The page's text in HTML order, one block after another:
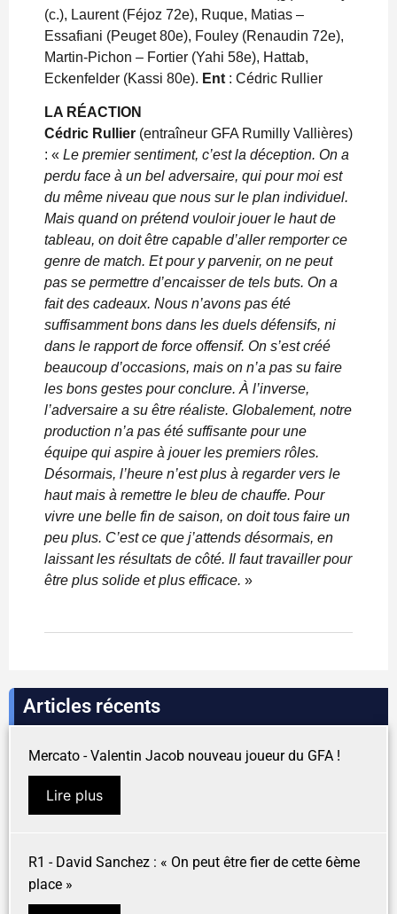
(c.), Laurent (Féjoz 72e), Ruque, Matias –
Essafiani (Peuget 80e), Fouley (Renaudin 72e),
Martin-Pichon – Fortier (Yahi 58e), Hattab,
Eckenfelder (Kassi 80e). Ent : Cédric Rullier
LA RÉACTION
Cédric Rullier (entraîneur GFA Rumilly Vallières)
: « Le premier sentiment, c’est la déception. On a
perdu face à un bel adversaire, qui pour moi est
du même niveau que nous sur le plan individuel.
Mais quand on prétend vouloir jouer le haut de
tableau, on doit être capable d’aller remporter ce
genre de match. Et pour y parvenir, on ne peut
pas se permettre d’encaisser de tels buts. On a
fait des cadeaux. Nous n’avons pas été
suffisamment bons dans les duels défensifs, ni
dans le rapport de force offensif. On s’est créé
beaucoup d’occasions, mais on n’a pas su faire
les bons gestes pour conclure. À l’inverse,
l’adversaire a su être réaliste. Globalement, notre
production n’a pas été suffisante pour une
équipe qui aspire à jouer les premiers rôles.
Désormais, l’heure n’est plus à regarder vers le
haut mais à remettre le bleu de chauffe. Pour
vivre une belle fin de saison, on doit tous faire un
peu plus. C’est ce que j’attends désormais, en
laissant les résultats de côté. Il faut travailler pour
être plus solide et plus efficace. »
Articles récents
Mercato - Valentin Jacob nouveau joueur du GFA !
Lire plus
R1 - David Sanchez : « On peut être fier de cette 6ème
place »